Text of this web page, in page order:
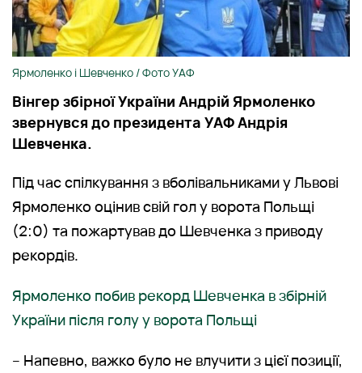
Ярмоленко і Шевченко / Фото УАФ
Вінгер збірної України Андрій Ярмоленко
звернувся до президента УАФ Андрія
Шевченка.
Під час спілкування з вболівальниками у Львові
Ярмоленко оцінив свій гол у ворота Польщі
(2:0) та пожартував до Шевченка з приводу
рекордів.
Ярмоленко побив рекорд Шевченка в збірній
України після голу у ворота Польщі
– Напевно, важко було не влучити з цієї позиції,